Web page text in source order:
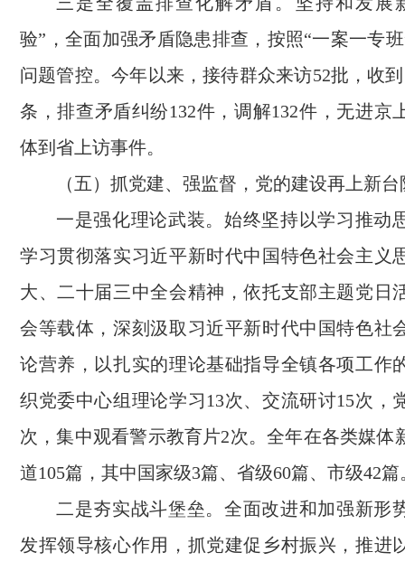
验”，全面加强矛盾隐患排查，按照“一案一专
问题管控。今年以来，接待群众来访52批，收
条，排查矛盾纠纷132件，调解132件，无进京
体到省上访事件。
（五）抓党建、强监督，党的建设再上新台
一是强化理论武装。始终坚持以学习推动
学习贯彻落实习近平新时代中国特色社会主义
大、二十届三中全会精神，依托支部主题党日
会等载体，深刻汲取习近平新时代中国特色社
论营养，以扎实的理论基础指导全镇各项工作
织党委中心组理论学习13次、交流研讨15次，
次，集中观看警示教育片2次。全年在各类媒体
道105篇，其中国家级3篇、省级60篇、市级42篇
二是夯实战斗堡垒。全面改进和加强新形
发挥领导核心作用，抓党建促乡村振兴，推进